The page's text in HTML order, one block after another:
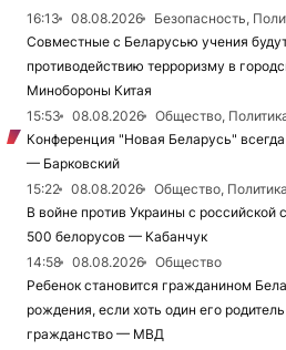
16:13 08.08.2026
Безопасность,
Совместные с Беларусью учения
противодействию терроризму в
Минобороны Китая
15:53
08.08.2026
Общество,
Конференция "Новая Беларусь"
— Барковский
15:22
08.08.2026
Общество, Политика
В войне против Украины с российской
500 белорусов — Кабанчук
14:58
08.08.2026
Общество
Ребенок становится гражданином
рождения, если хоть один его
гражданство — МВД